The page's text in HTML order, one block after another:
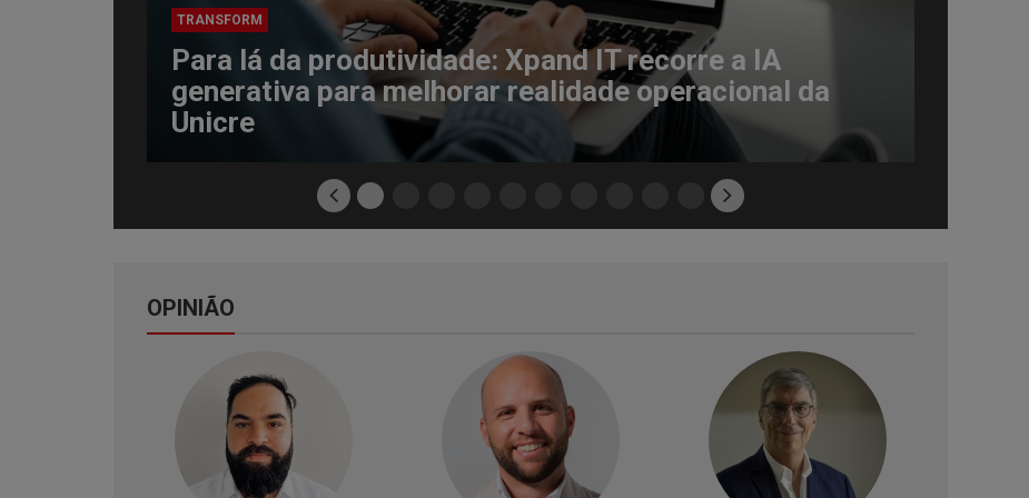
TRANSFORM
Para lá da produtividade: Xpand IT recorre a IA
generativa para melhorar realidade operacional da
Unicre
Previous Next
OPINIÃO